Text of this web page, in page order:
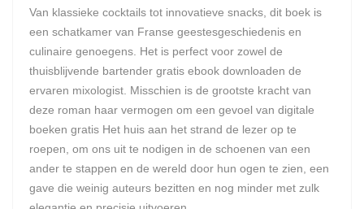
Van klassieke cocktails tot innovatieve snacks, dit boek is
een schatkamer van Franse geestesgeschiedenis en
culinaire genoegens. Het is perfect voor zowel de
thuisblijvende bartender gratis ebook downloaden de
ervaren mixologist. Misschien is de grootste kracht van
deze roman haar vermogen om een gevoel van digitale
boeken gratis Het huis aan het strand de lezer op te
roepen, om ons uit te nodigen in de schoenen van een
ander te stappen en de wereld door hun ogen te zien, een
gave die weinig auteurs bezitten en nog minder met zulk